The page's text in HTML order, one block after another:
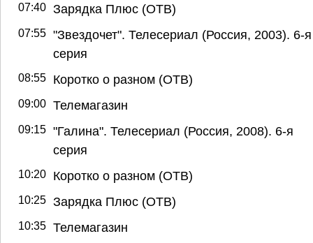
07:40 Зарядка Плюс (ОТВ)
07:55 "Звездочет". Телесериал (Россия, 2003). 6-я
серия
08:55 Коротко о разном (ОТВ)
09:00 Телемагазин
09:15 "Галина". Телесериал (Россия, 2008). 6-я
серия
10:20 Коротко о разном (ОТВ)
10:25 Зарядка Плюс (ОТВ)
10:35 Телемагазин